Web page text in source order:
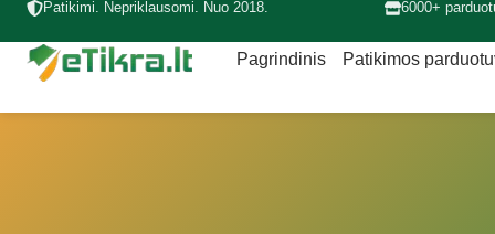
Patikimi. Nepriklausomi. Nuo 2018. 6000+
Pagrindinis Patikimos